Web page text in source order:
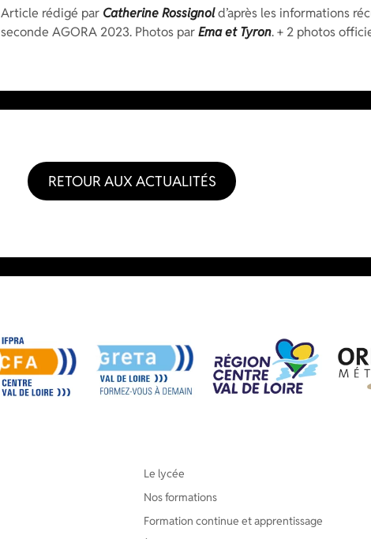
Article rédigé par Catherine Rossignold’après les informations
seconde AGORA 2023. Photos parEma et Tyron. + 2 photos
RETOUR AUX ACTUALITÉS
Le lycée
Nos formations
Formation continue et apprentissage